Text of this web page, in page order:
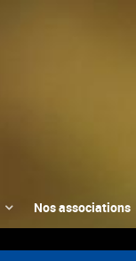
Nos associations